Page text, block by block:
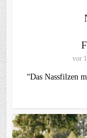
vor
“Das Nassfilzen